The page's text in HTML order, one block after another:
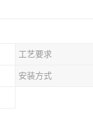
工艺要求
安装方式